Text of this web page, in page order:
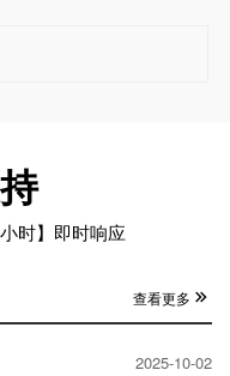
时】即时响应
查看更多
2025-10-02